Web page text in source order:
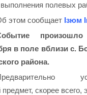
полевых
этом сообщает Ізюм
в поле вблизи с.
района.
скорее всего,